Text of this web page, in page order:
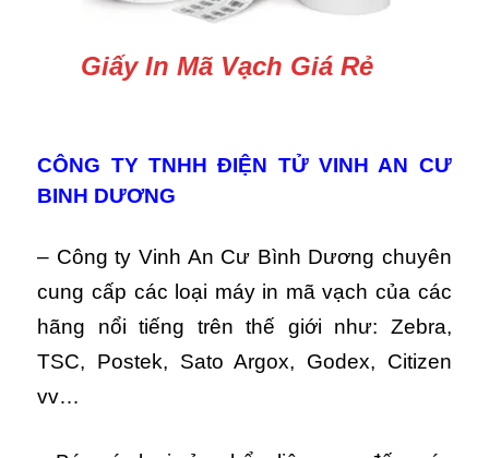
Giấy In Mã Vạch Giá Rẻ
CÔNG TY TNHH ĐIỆN TỬ VINH AN CƯ
BINH DƯƠNG
– Công ty Vinh An Cư Bình Dương chuyên
cung cấp các loại máy in mã vạch của các
hãng nổi tiếng trên thế giới như: Zebra,
TSC, Postek, Sato Argox, Godex, Citizen
vv…